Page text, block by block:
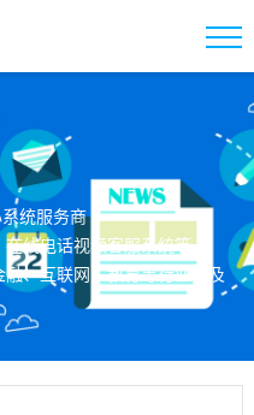
统服务商
线电话视频客服系统等
、互联网、教育等行业以及